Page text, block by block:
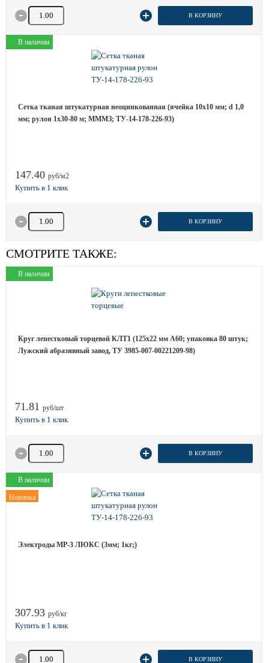
Количество товара В КОРЗИНУ
В наличии
Сетка тканая штукатурная неоцинкованная (ячейка 10х10 мм; d 1,0
мм; рулон 1х30-80 м; МММЗ; ТУ-14-178-226-93)
147.40 руб/м2
Количество товара В КОРЗИНУ
СМОТРИТЕ ТАКЖЕ:
В наличии
Круг лепестковый торцевой КЛТ1 (125х22 мм А60; упаковка 80 штук;
Лужский абразивный завод, ТУ 3985-007-00221209-98)
71.81 руб/шт
Количество товара В КОРЗИНУ
В наличии
Новинка
Электроды МР-3 ЛЮКС (3мм; 1кг;)
307.93 руб/кг
Количество товара В КОРЗИНУ